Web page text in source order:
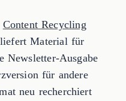
Content Recycling
Material für
Newsletter-Ausgabe
für andere
neu recherchiert